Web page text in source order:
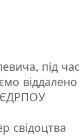
під час
віддалено
ЄДРПОУ
свідоцтва